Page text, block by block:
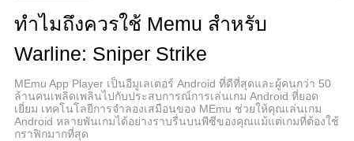
และปลดปล่อยกลยุทธ์อันทรงพลังเพื่อทำลายล้างทุกคน
ที่เข้ามาขวาง
บัญชาการแนวรบระดับโลก
• เสริมความแกร่งให้ปราการป้องกัน: ขยายฐาน วิจัย
เทคโนโลยีล้ำสมัย และเตรียมกองกำลังให้พร้อม
สำหรับความขัดแย้งระดับโลก
• สร้างพันธมิตรที่ทรงพลัง: ร่วมทีมกับผู้เล่นทั่วโลก
ทำไมถึงควรใช้ Memu สำหรับ
Warline: Sniper Strike
MEmu App Player เป็นอีมูเลเตอร์ Android ที่ดีที่สุดและผู้คนกว่า 50
ล้านคนเพลิดเพลินไปกับประสบการณ์การเล่นเกม Android ที่ยอด
เยี่ยม เทคโนโลยีการจำลองเสมือนของ MEmu ช่วยให้คุณเล่นเกม
Android หลายพันเกมได้อย่างราบรื่นบนพีซีของคุณแม้แต่เกมที่ต้องใช้
กราฟิกมากที่สุด